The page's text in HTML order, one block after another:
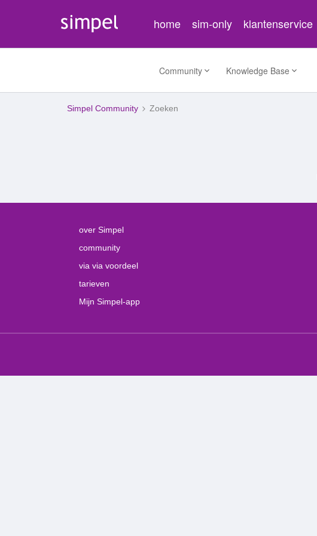
home sim-only klantenservice
Community Knowledge Base
Simpel Community Zoeken
over Simpel
community
via via voordeel
tarieven
Mijn Simpel-app